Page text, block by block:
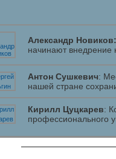
Александр Новиков:
начинают внедрение
Антон Сушкевич:
нашей стране
Кирилл Цуцкарев:
профессионального